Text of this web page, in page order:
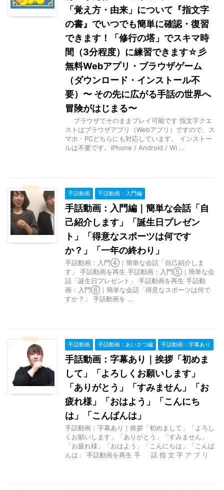
「覚え方・由来」について『指文字
の書』でいつでも簡単に確認・復習
できます！「修行の塔」でスキマ時
間（3分程度）に練習できます☆彡
無料Webアプリ・ブラウザゲーム
（ダウンロード・インストール不
要）〜 その先に広がる手話の世界へ
冒険がはじまる〜
ブラウザでそのままプレイ可能です 指文字クエ
ストはブラウザアプリ（Webアプリ）ですので、ス
マホ・PCどちらにも対応しています。 インストー
ルは不要です。iPhone / Android / Wi ...
手話動画 手話動画：入門編
手話動画：入門編｜簡単な会話「自
己紹介します」「誕生日プレゼン
ト」「得意なスポーツは何です
か？」「一年の終わり」
手話動画：入門④｜簡単な会話「自己紹介しま
す」 手話動画を再生 手話動画：入門⑤｜簡単な会
話「誕生日プレゼント」 手話動画を再生 手話動
画：入門⑥｜簡単な会話「得意なスポーツは何で
すか？」 手話動画を ...
手話動画 手話動画：あいさつ編 手話動画：字幕あり
手話動画：字幕あり｜挨拶「初めま
して」「よろしくお願いします」
「ありがとう」「すみません」「お
疲れ様」「おはよう」「こんにち
は」「こんばんは」
手話動画：字幕あり｜挨拶「初めまして」「よろし
くお願いします」「ありがとう」「すみません」
「お疲れ様」「おはよう」「こんにちは」「こんば
んは」 手話動画を再生 手 話 指 文 字 ア プ リ